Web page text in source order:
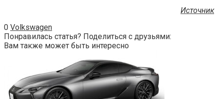
Источник
0 Volkswagen
Понравилась статья? Поделиться с друзьями:
Вам также может быть интересно